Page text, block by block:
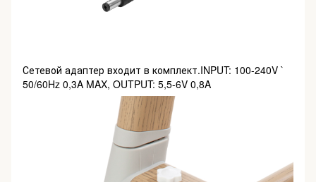
Сетевой адаптер входит в комплект.INPUT: 100-240V `
50/60Hz 0,3A MAX, OUTPUT: 5,5-6V 0,8A